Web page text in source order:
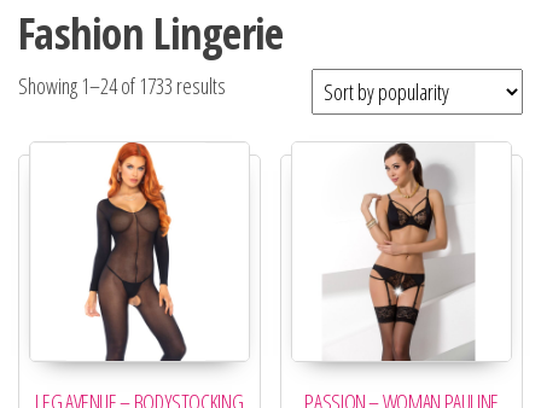
Fashion Lingerie
Showing 1–24 of 1733 results
LEG AVENUE – BODYSTOCKING PASSION – WOMAN PAULINE